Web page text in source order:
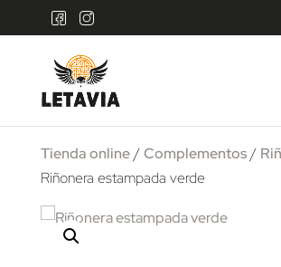
Tienda online/Complementos/
Riñonera estampada verde